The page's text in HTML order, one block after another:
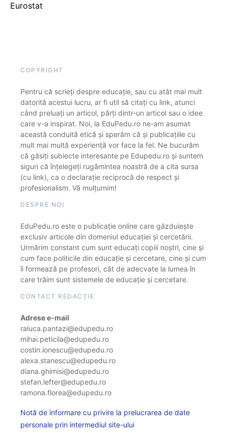
Eurostat
COPYRIGHT
Pentru că scrieți despre educație, sau cu atât mai mult
datorită acestui lucru, ar fi util să citați cu link, atunci
când preluați un articol, părți dintr-un articol sau o idee
care v-a inspirat. Noi, la EduPedu.ro ne-am asumat
această conduită etică și sperăm că și publicațiile cu
mult mai multă experiență vor face la fel. Ne bucurăm
că găsiți subiecte interesante pe Edupedu.ro și suntem
siguri că înțelegeți rugămintea noastră de a cita sursa
(cu link), ca o declarație reciprocă de respect și
profesionalism. Vă mulțumim!
DESPRE NOI
EduPedu.ro este o publicație online care găzduiește
exclusiv articole din domeniul educației și cercetării.
Urmărim constant cum sunt educați copiii noștri, cine și
cum face politicile din educație și cercetare, cine și cum
îi formează pe profesori, cât de adecvate la lumea în
care trăim sunt sistemele de educație și cercetare.
CONTACT REDACȚIE
Adrese e-mail
raluca.pantazi@edupedu.ro
mihai.peticila@edupedu.ro
costin.ionescu@edupedu.ro
alexa.stanescu@edupedu.ro
diana.ghimisi@edupedu.ro
stefan.lefter@edupedu.ro
ramona.florea@edupedu.ro
Notă de informare cu privire la prelucrarea de date
personale prin intermediul site-ului